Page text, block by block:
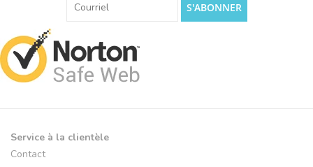
S'ABONNER
Service à la clientèle
Contact